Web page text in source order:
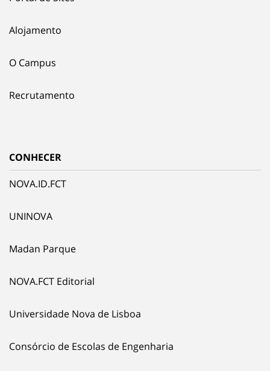
Alojamento
O Campus
Recrutamento
CONHECER
NOVA.ID.FCT
UNINOVA
Madan Parque
NOVA.FCT Editorial
Universidade Nova de Lisboa
Consórcio de Escolas de Engenharia